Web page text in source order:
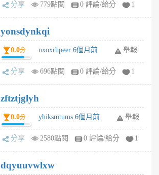
分享 779點閱 0 評論/給分 1
yonsdynkqi
0.0分 nxoxrhpeer 6個月前 舉報
分享 696點閱 0 評論/給分 1
zftztjglyh
0.0分 yhiksmtums 6個月前 舉報
分享 2580點閱 0 評論/給分 1
dqyuuvwlxw